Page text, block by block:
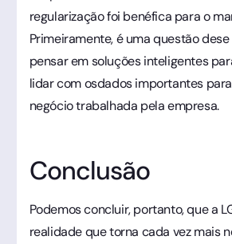
regularização foi benéfica para o
Primeiramente, é uma questão
pensar em soluções inteligentes
lidar com osdados importantes
negócio trabalhada pela empresa.
Conclusão
Podemos concluir, portanto, que a
realidade que torna cada vez mais